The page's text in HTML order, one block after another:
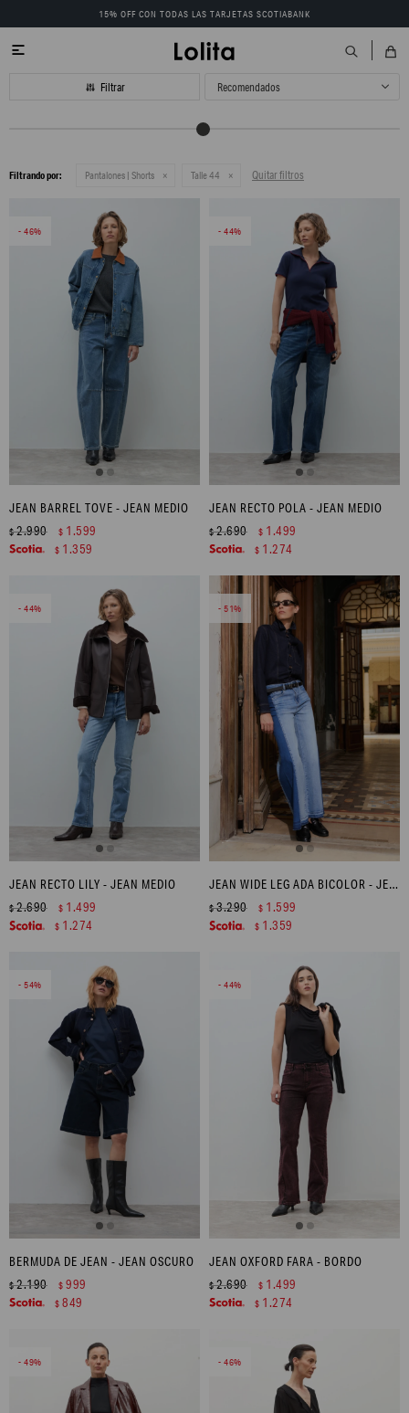
15% OFF CON TODAS LAS TARJETAS SCOTIABANK

Recomendados
Filtrando por: Pantalones | Shorts Talle 44 Quitar filtros
46
JEAN BARREL TOVE - JEAN MEDIO
$2.990 $ 1.599
$ 1.359
44
JEAN RECTO POLA - JEAN MEDIO
$2.690 $ 1.499
$ 1.274
44
JEAN RECTO LILY - JEAN MEDIO
$2.690 $ 1.499
$ 1.274
51
JEAN WIDE LEG ADA BICOLOR - JEAN MEDIO
$3.290 $ 1.599
$ 1.359
54
BERMUDA DE JEAN - JEAN OSCURO
$2.190 $ 999
$ 849
44
JEAN OXFORD FARA - BORDO
$2.690 $ 1.499
$ 1.274
49 46